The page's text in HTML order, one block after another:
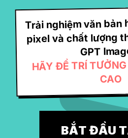
Trải nghiệm văn bản
pixel và chất lượng
GPT
HÃY ĐỂ TRÍ
CAO
BẮT ĐẦU